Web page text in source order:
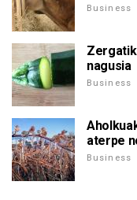
Business
nagusia
Business
aterpe
Business